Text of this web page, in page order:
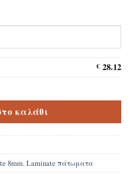
€28.12
καλάθι
8mm,Laminate πάτωματα